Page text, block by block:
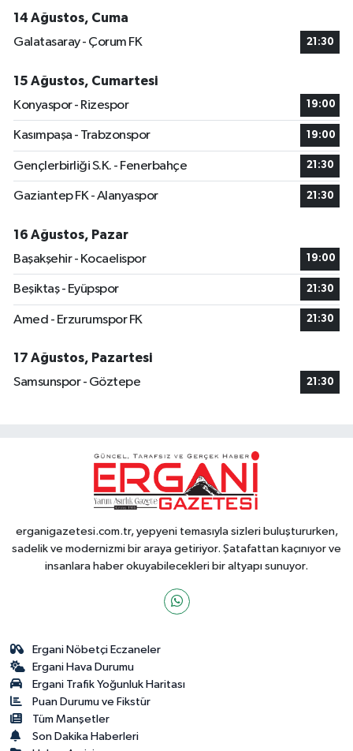
14 Ağustos, Cuma
Galatasaray - Çorum FK
21:30
15 Ağustos, Cumartesi
Konyaspor - Rizespor
19:00
Kasımpaşa - Trabzonspor 19:00
Gençlerbirliği S.K. - Fenerbahçe 21:30
Gaziantep FK - Alanyaspor 21:30
16 Ağustos, Pazar
Başakşehir - Kocaelispor
19:00
Beşiktaş - Eyüpspor 21:30
Amed - Erzurumspor FK 21:30
17 Ağustos, Pazartesi
Samsunspor - Göztepe
21:30
erganigazetesi.com.tr, yepyeni temasıyla sizleri buluştururken,
sadelik ve modernizmi bir araya getiriyor. Şatafattan kaçınıyor ve
insanlara haber okuyabilecekleri bir altyapı sunuyor.
Ergani Nöbetçi Eczaneler
Ergani Hava Durumu
Ergani Trafik Yoğunluk Haritası
Puan Durumu ve Fikstür
Tüm Manşetler
Son Dakika Haberleri